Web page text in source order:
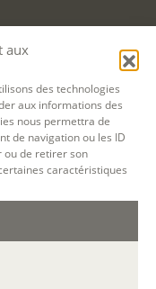
aux
des technologies
aux informations des
nous permettra de
de navigation ou les ID
ou de retirer son
caractéristiques